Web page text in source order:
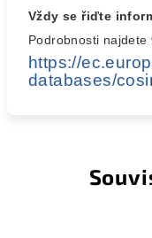
Vždy se řiďte
Podrobnosti najdete
https://
databases/